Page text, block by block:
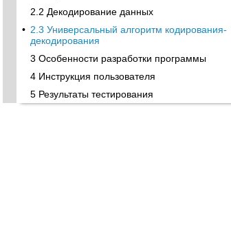
2.2 Декодирование данных
• 2.3 Универсальный алгоритм кодирования-
декодирования
3 Особенности разработки программы
4 Инструкция пользователя
5 Результаты тестирования